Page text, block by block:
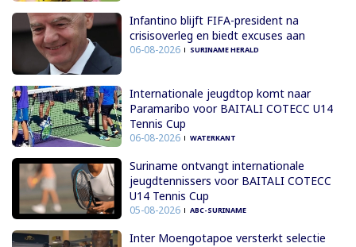
Infantino blijft FIFA-president na
crisisoverleg en biedt excuses aan
06-08-2026 SURINAME HERALD
Internationale jeugdtop komt naar
Paramaribo voor BAITALI COTECC U14
Tennis Cup
06-08-2026 WATERKANT
Suriname ontvangt internationale
jeugdtennissers voor BAITALI COTECC
U14 Tennis Cup
05-08-2026 ABC-SURINAME
Inter Moengotapoe versterkt selectie